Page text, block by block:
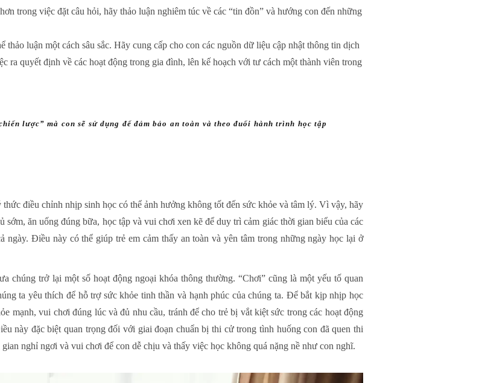
trong việc đặt câu hỏi, hãy thảo luận nghiêm túc về các “tin đồn” và hướng con đến những
thảo luận một cách sâu sắc. Hãy cung cấp cho con các nguồn dữ liệu cập nhật thông tin dịch
ra quyết định về các hoạt động trong gia đình, lên kế hoạch với tư cách một thành viên trong
lược” mà con sẽ sử dụng để đảm bảo an toàn và theo đuổi hành trình học tập
điều chỉnh nhịp sinh học có thể ảnh hưởng không tốt đến sức khỏe và tâm lý. Vì vậy, hãy
sớm, ăn uống đúng bữa, học tập và vui chơi xen kẽ để duy trì cảm giác thời gian biểu của các
ngày. Điều này có thể giúp trẻ em cảm thấy an toàn và yên tâm trong những ngày học lại ở
chúng trở lại một số hoạt động ngoại khóa thông thường. “Chơi” cũng là một yếu tố quan
ta yêu thích để hỗ trợ sức khỏe tinh thần và hạnh phúc của chúng ta. Để bắt kịp nhịp học
mạnh, vui chơi đúng lúc và đủ nhu cầu, tránh để cho trẻ bị vắt kiệt sức trong các hoạt động
này đặc biệt quan trọng đối với giai đoạn chuẩn bị thi cử trong tình huống con đã quen thi
nghỉ ngơi và vui chơi để con dễ chịu và thấy việc học không quá nặng nề như con nghĩ.